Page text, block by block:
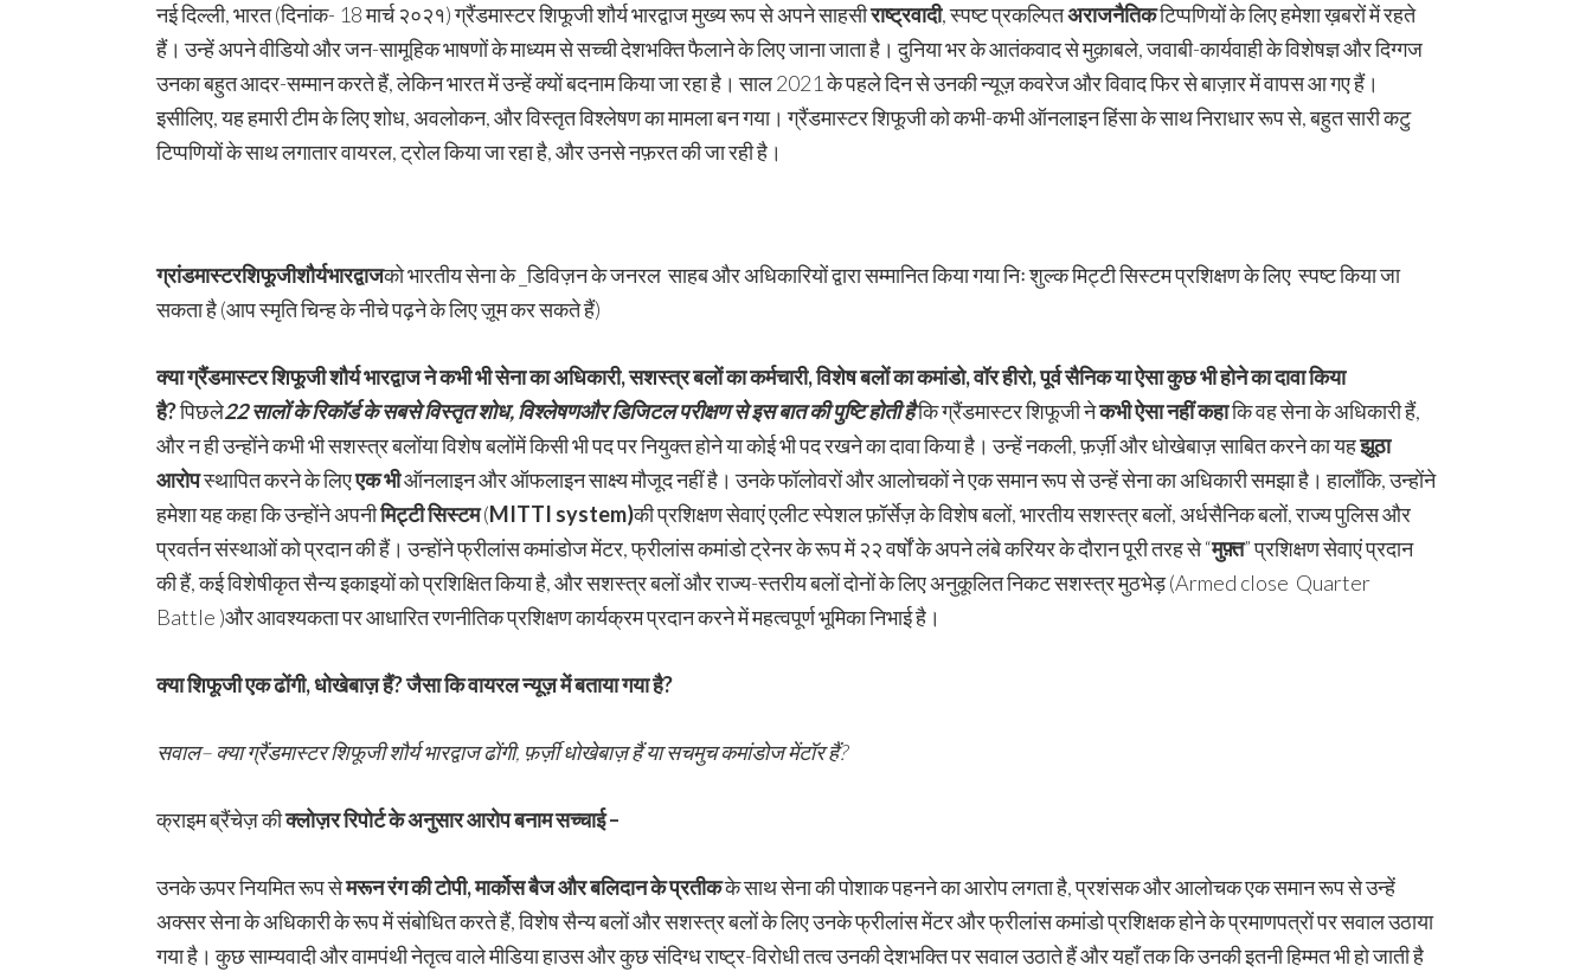
नई दिल्ली, भारत (दिनांक- 18 मार्च २०२१) ग्रैंडमास्टर शिफूजी शौर्य भारद्वाज मुख्य रूप से अपने साहसीराष्ट्रवादी, स्पष्ट प्रकल्पितअराजनैतिकटिप्पणियों के लिए हमेशा ख़बरों में रहते
हैं। उन्हें अपने वीडियो और जन-सामूहिक भाषणों के माध्यम से सच्ची देशभक्ति फैलाने के लिए जाना जाता है। दुनिया भर के आतंकवाद से मुक़ाबले, जवाबी-कार्यवाही के विशेषज्ञ और दिग्गज
उनका बहुत आदर-सम्मान करते हैं, लेकिन भारत में उन्हें क्यों बदनाम किया जा रहा है। साल 2021 के पहले दिन से उनकी न्यूज़ कवरेज और विवाद फिर से बाज़ार में वापस आ गए हैं।
इसीलिए, यह हमारी टीम के लिए शोध, अवलोकन, और विस्तृत विश्लेषण का मामला बन गया। ग्रैंडमास्टर शिफूजी को कभी-कभी ऑनलाइन हिंसा के साथ निराधार रूप से, बहुत सारी कटु
टिप्पणियों के साथ लगातार वायरल, ट्रोल किया जा रहा है, और उनसे नफ़रत की जा रही है।
ग्रांडमास्टरशिफूजीशौर्यभारद्वाजको भारतीय सेना के _डिविज़न के जनरल साहब और अधिकारियों द्वारा सम्मानित किया गया निः शुल्क मिट्टी सिस्टम प्रशिक्षण के लिए स्पष्ट किया जा
सकता है (आप स्मृति चिन्ह के नीचे पढ़ने के लिए ज़ूम कर सकते हैं)
क्या ग्रैंडमास्टर शिफूजी शौर्य भारद्वाज ने कभी भी सेना का अधिकारी,सशस्त्र बलों का कर्मचारी,विशेष बलों का कमांडो,वॉर हीरो,पूर्व सैनिक या ऐसा कुछ भी होने का दावा किया
है?पिछले22सालों के रिकॉर्ड के सबसे विस्तृत शोध,विश्लेषणऔर डिजिटल परीक्षण से इस बात की पुष्टि होती हैकि ग्रैंडमास्टर शिफूजी नेकभी ऐसा नहीं कहाकि वह सेना के अधिकारी हैं,
और न ही उन्होंने कभी भी सशस्त्र बलोंया विशेष बलोंमें किसी भी पद पर नियुक्त होने या कोई भी पद रखने का दावा किया है। उन्हें नकली, फ़र्ज़ी और धोखेबाज़ साबित करने का यहझूठा
आरोपस्थापित करने के लिएएक भीऑनलाइन और ऑफलाइन साक्ष्य मौजूद नहीं है। उनके फॉलोवरों और आलोचकों ने एक समान रूप से उन्हें सेना का अधिकारी समझा है। हालाँकि, उन्होंने
हमेशा यह कहा कि उन्होंने अपनीमिट्टी सिस्टम(MITTI system)की प्रशिक्षण सेवाएं एलीट स्पेशल फ़ॉर्सेज़ के विशेष बलों, भारतीय सशस्त्र बलों, अर्धसैनिक बलों, राज्य पुलिस और
प्रवर्तन संस्थाओं को प्रदान की हैं। उन्होंने फ्रीलांस कमांडोज मेंटर, फ्रीलांस कमांडो ट्रेनर के रूप में २२ वर्षों के अपने लंबे करियर के दौरान पूरी तरह से “मुफ़्त” प्रशिक्षण सेवाएं प्रदान
की हैं, कई विशेषीकृत सैन्य इकाइयों को प्रशिक्षित किया है, और सशस्त्र बलों और राज्य-स्तरीय बलों दोनों के लिए अनुकूलित निकट सशस्त्र मुठभेड़ (Armed close Quarter
Battle )और आवश्यकता पर आधारित रणनीतिक प्रशिक्षण कार्यक्रम प्रदान करने में महत्वपूर्ण भूमिका निभाई है।
क्या शिफूजी एक ढोंगी,धोखेबाज़ हैं?जैसा कि वायरल न्यूज़ में बताया गया है?
सवाल– क्या ग्रैंडमास्टर शिफूजी शौर्य भारद्वाज ढोंगी, फ़र्ज़ी धोखेबाज़ हैं या सचमुच कमांडोज मेंटॉर हैं?
क्राइम ब्रैंचेज़ कीक्लोज़र रिपोर्ट के अनुसार आरोप बनाम सच्चाई –
उनके ऊपर नियमित रूप सेमरून रंग की टोपी,मार्कोस बैज और बलिदान के प्रतीकके साथ सेना की पोशाक पहनने का आरोप लगता है, प्रशंसक और आलोचक एक समान रूप से उन्हें
अक्सर सेना के अधिकारी के रूप में संबोधित करते हैं, विशेष सैन्य बलों और सशस्त्र बलों के लिए उनके फ्रीलांस मेंटर और फ्रीलांस कमांडो प्रशिक्षक होने के प्रमाणपत्रों पर सवाल उठाया
गया है। कुछ साम्यवादी और वामपंथी नेतृत्व वाले मीडिया हाउस और कुछ संदिग्ध राष्ट्र-विरोधी तत्व उनकी देशभक्ति पर सवाल उठाते हैं और यहाँ तक कि उनकी इतनी हिम्मत भी हो जाती है